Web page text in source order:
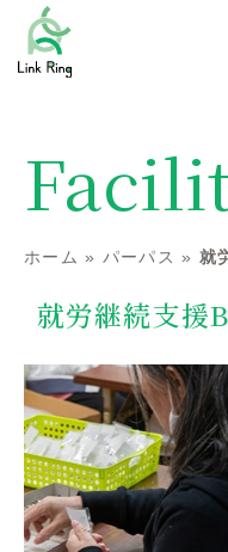
ホーム » パーパス » 就
就労継続支援